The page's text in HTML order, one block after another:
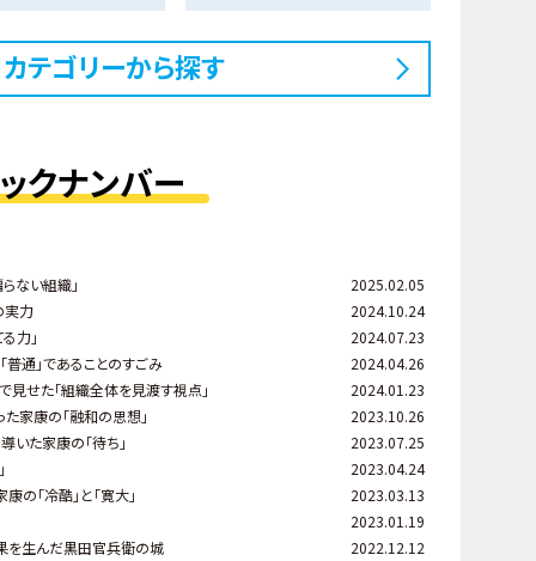
カテゴリーから探す
クナンバー
ない組織」
2025.02.05
実力
2024.10.24
力」
2024.07.23
通」であることのすごみ
2024.04.26
せた「組織全体を見渡す視点」
2024.01.23
家康の「融和の思想」
2023.10.26
いた家康の「待ち」
2023.07.25
2023.04.24
の「冷酷」と「寛大」
2023.03.13
2023.01.19
生んだ黒田官兵衛の城
2022.12.12